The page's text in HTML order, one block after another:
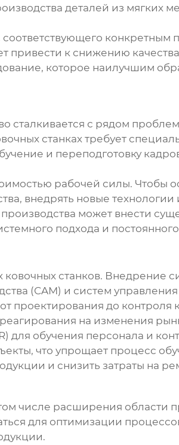
деталей из мягких
конкретным
привести к снижению
которое наилучшим
сталкивается с рядом
станках требует
и переподготовку
рабочей силы. Чтобы
внедрять новые технологии
может внести
подхода и
станков. Внедрение
(CAM) и систем управления
проектирования до контроля
на изменения
для обучения персонала и
что упрощает процесс
и снизить затраты на
числе расширения области
для оптимизации